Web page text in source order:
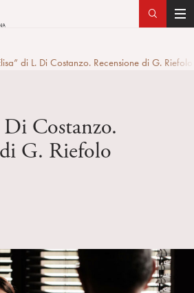
T
g
o
di L. Di Costanzo. Recensione di G. Riefolo
Costanzo.
G. Riefolo